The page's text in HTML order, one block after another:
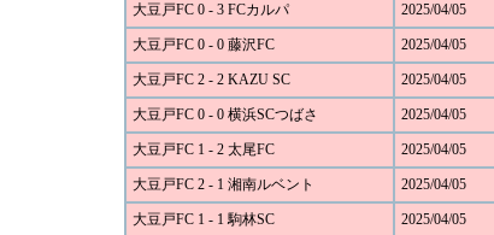
大豆戸FC 0 - 3 FCカルパ 2025/04/05
大豆戸FC 0 - 0 藤沢FC 2025/04/05
大豆戸FC 2 - 2 KAZU SC 2025/04/05
大豆戸FC 0 - 0 横浜SCつばさ 2025/04/05
大豆戸FC 1 - 2 太尾FC 2025/04/05
大豆戸FC 2 - 1 湘南ルベント 2025/04/05
大豆戸FC 1 - 1 駒林SC 2025/04/05